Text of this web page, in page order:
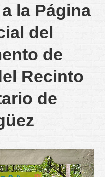
la Página
del
de
Recinto
de